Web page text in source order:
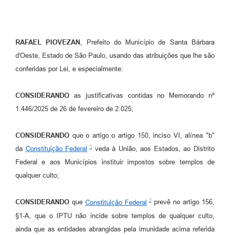
Notícias
Galeria de Vídeos
Links
Jornal
Agenda
Contato
Plano Municipal de Segurança Pública
Plano de Contratações Anuais
RAFAEL PIOVEZAN , Prefeito do Município de Santa Bárbara
d'Oeste, Estado de São Paulo, usando das atribuições que lhe são
conferidas por Lei, e especialmente:
CONSIDERANDO as justificativas contidas no Memorando nº
1.446/2025 de 26 de fevereiro de 2.025;
CONSIDERANDO que o artigo o artigo 150, inciso VI, alínea "b"
da Constituição Federal
veda à União, aos Estados, ao Distrito
Federal e aos Municípios instituir impostos sobre templos de
qualquer culto;
CONSIDERANDO que Constituição Federal
prevê no artigo 156,
§1-A, que o IPTU não incide sobre templos de qualquer culto,
ainda que as entidades abrangidas pela imunidade acima referida